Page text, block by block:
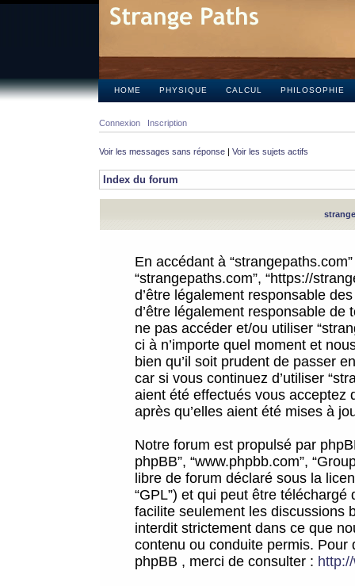
HOME PHYSIQUE CALCUL PHILOSOPHIE
Connexion Inscription
Voir les messages sans réponse | Voir les sujets actifs
Index du forum
En accédant à
“strangepaths.com”, “https://
d’être légalement responsable
d’être légalement responsable
ne pas accéder et/ou utiliser
ci à n’importe quel moment et
bien qu’il soit prudent de passer
car si vous continuez d’utiliser
aient été effectués vous acceptez
après qu’elles aient été mises à
Notre forum est propulsé par
phpBB”, “www.phpbb.com”,
libre de forum déclaré sous la
“GPL”) et qui peut être téléchargé
facilite seulement les discussions
interdit strictement dans ce que
contenu ou conduite permis.
phpBB , merci de consulter :